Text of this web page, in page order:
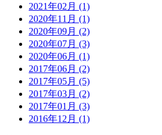
2021年02月 (1)
2020年11月 (1)
2020年09月 (2)
2020年07月 (3)
2020年06月 (1)
2017年06月 (2)
2017年05月 (5)
2017年03月 (2)
2017年01月 (3)
2016年12月 (1)